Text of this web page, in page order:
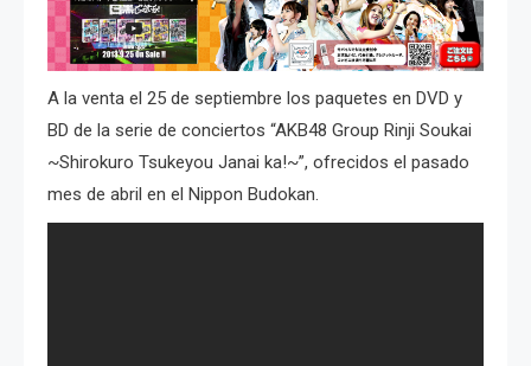
A la venta el 25 de septiembre los paquetes en DVD y
BD de la serie de conciertos “AKB48 Group Rinji Soukai
~Shirokuro Tsukeyou Janai ka!~”, ofrecidos el pasado
mes de abril en el Nippon Budokan.